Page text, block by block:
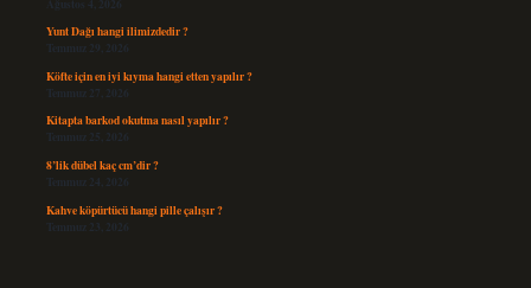
Yunt Dağı hangi ilimizdedir ?
Temmuz 29, 2026
Köfte için en iyi kıyma hangi etten yapılır ?
Temmuz 27, 2026
Kitapta barkod okutma nasıl yapılır ?
Temmuz 25, 2026
8’lik dübel kaç cm’dir ?
Temmuz 24, 2026
Kahve köpürtücü hangi pille çalışır ?
Temmuz 23, 2026